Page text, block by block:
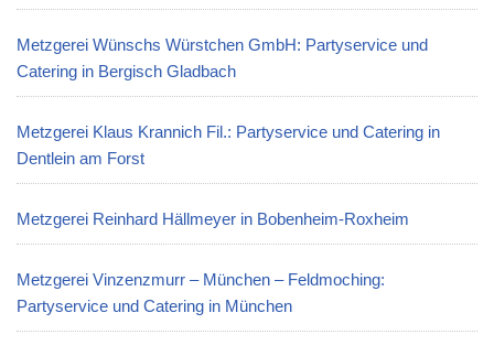
Metzgerei Wünschs Würstchen GmbH: Partyservice und
Catering in Bergisch Gladbach
Metzgerei Klaus Krannich Fil.: Partyservice und Catering in
Dentlein am Forst
Metzgerei Reinhard Hällmeyer in Bobenheim-Roxheim
Metzgerei Vinzenzmurr – München – Feldmoching:
Partyservice und Catering in München